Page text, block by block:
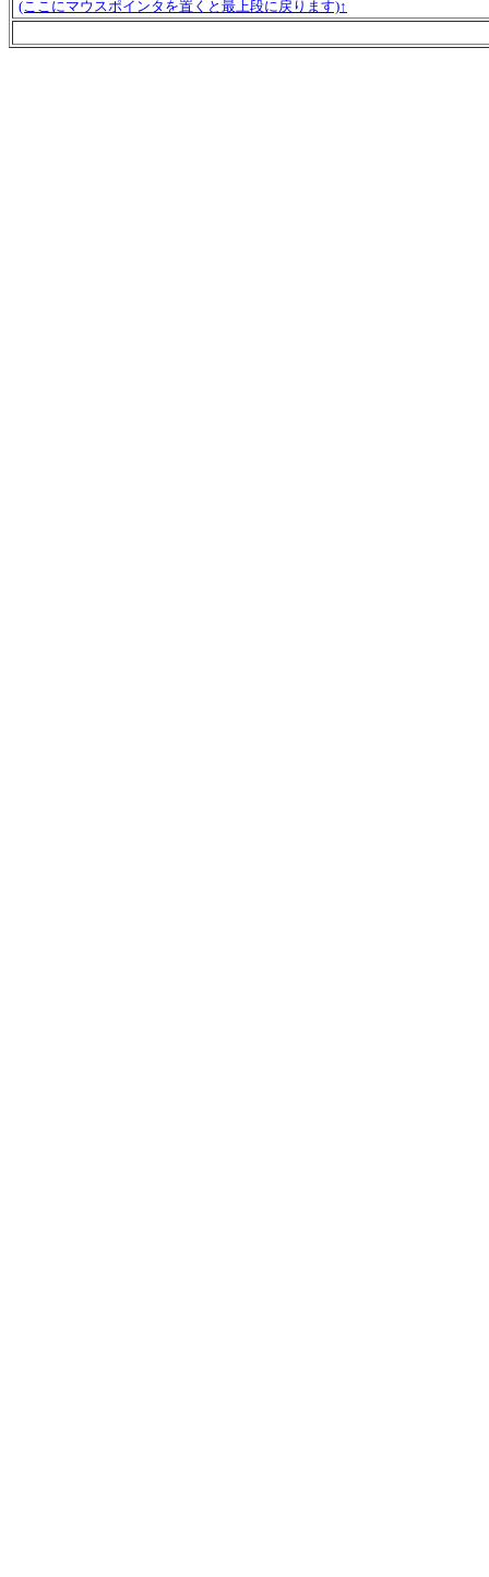
(ここにマウスポインタを置くと最上段に戻ります)↑